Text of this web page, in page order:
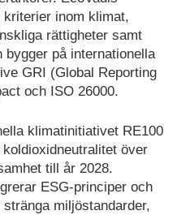
kriterier inom klimat,
rättigheter samt
bygger på internationella
GRI (Global Reporting
och ISO 26000.
klimatinitiativet RE100
över
till år 2028.
ESG-principer och
miljöstandarder,